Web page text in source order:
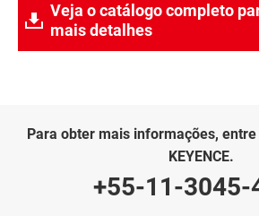
Veja o catálogo completo
mais detalhes
Para obter mais informações,
KEYENCE.
+55-11-3045-